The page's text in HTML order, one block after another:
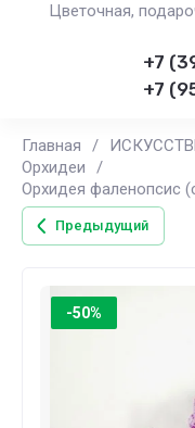
Цветочная,
+7
+7
Главная /
Орхидеи
/
Орхидея фаленопсис
Предыдущий
-50%